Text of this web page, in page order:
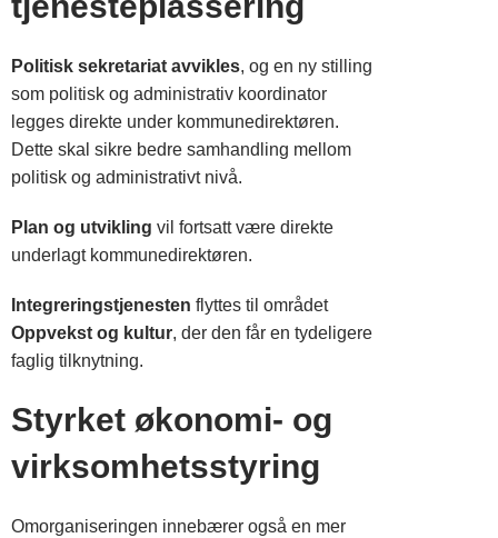
Politisk sekretariat avvikles, og en ny stilling
som politisk og administrativ koordinator
legges direkte under kommunedirektøren.
Dette skal sikre bedre samhandling mellom
politisk og administrativt nivå.
Plan og utvikling vil fortsatt være direkte
underlagt kommunedirektøren.
Integreringstjenesten flyttes til området
Oppvekst og kultur, der den får en tydeligere
faglig tilknytning.
Styrket økonomi- og
virksomhetsstyring
Omorganiseringen innebærer også en mer